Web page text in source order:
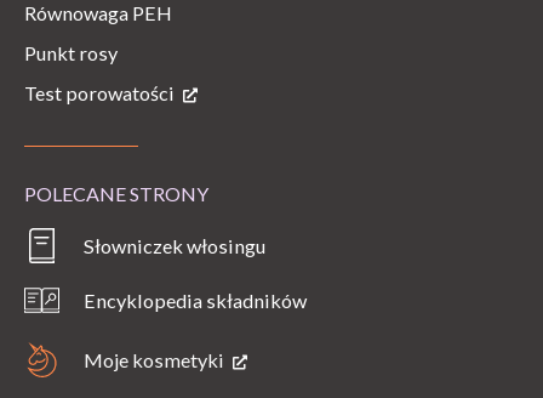
Równowaga PEH
Punkt rosy
Test porowatości
POLECANE STRONY
Słowniczek włosingu
Encyklopedia składników
Moje kosmetyki